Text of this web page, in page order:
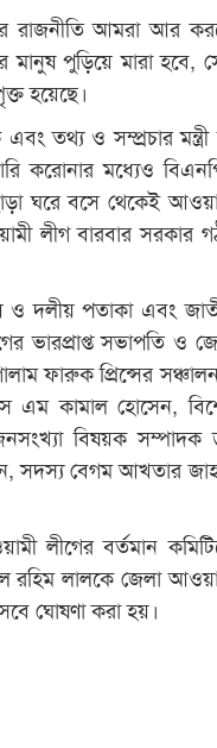
রাজনীতি আমরা আর
মানুষ পুড়িয়ে মারা হবে,
হয়েছে।
তথ্য ও সম্প্রচার
করোনার মধ্যেও
ঘরে বসে থেকেই
লীগ বারবার সরকার
ও দলীয় পতাকা এবং
ভারপ্রাপ্ত সভাপতি ও
ফারুক প্রিন্সের
এম কামাল হোসেন,
বিষয়ক সম্পাদক
সদস্য বেগম আখতার
লীগের বর্তমান
রহিম লালকে জেলা
ঘোষণা করা হয়।